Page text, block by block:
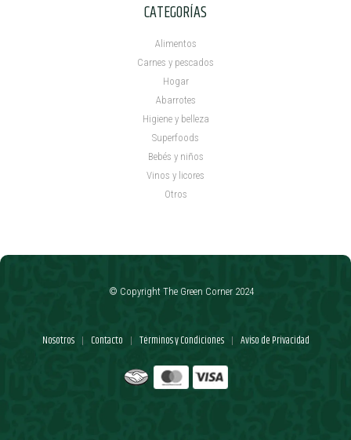
CATEGORÍAS
Alimentos
Carnes y pescados
Hogar
Abarrotes
Higiene y belleza
Superfoods
Bebés y niños
Vinos y licores
Otros
Nosotros | Contacto | Términos y Condiciones | Aviso de Privacidad
© Copyright The Green Corner 2024